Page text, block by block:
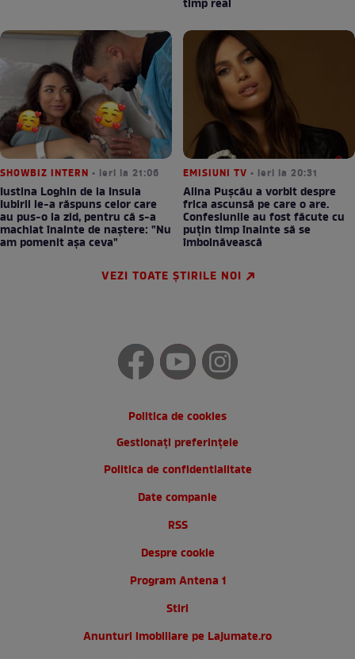
timp real
SHOWBIZ INTERN • ieri la 21:06
Iustina Loghin de la Insula
Iubirii le-a răspuns celor care
au pus-o la zid, pentru că s-a
machiat înainte de naștere: "Nu
am pomenit așa ceva"
EMISIUNI TV • ieri la 20:31
Alina Pușcău a vorbit despre
frica ascunsă pe care o are.
Confesiunile au fost făcute cu
puțin timp înainte să se
îmbolnăvească
VEZI TOATE ȘTIRILE NOI
Politica de cookies
Gestionați preferințele
Politica de confidentialitate
Date companie
RSS
Despre cookie
Program Antena 1
Stiri
Anunturi imobiliare pe Lajumate.ro